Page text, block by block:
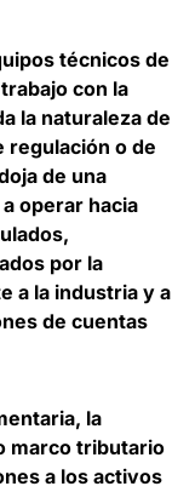
técnicos de
con la
la naturaleza de
regulación o de
de una
operar hacia
,
por la
a la industria y a
de cuentas
la
marco tributario
a los activos